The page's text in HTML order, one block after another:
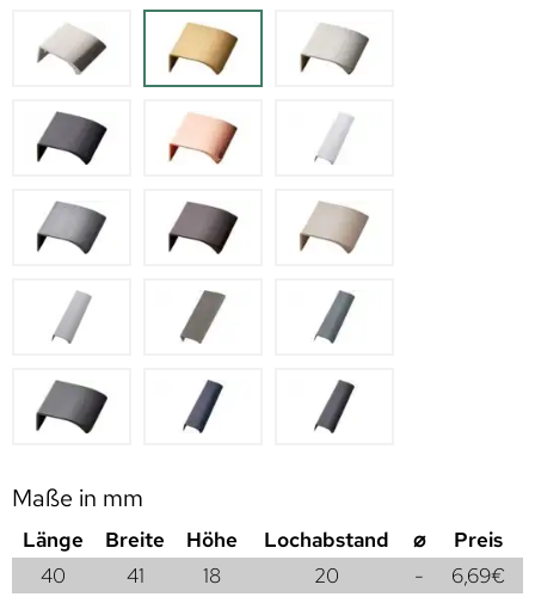
Maße in mm
Länge Breite Höhe Lochabstand ⌀
Preis
40
41 18 20 - 6,69€